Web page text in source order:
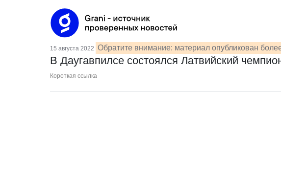
15 августа 2022 Обратите внимание: материал опубликован
В Даугавпилсе состоялся Латвийский
Короткая ссылка